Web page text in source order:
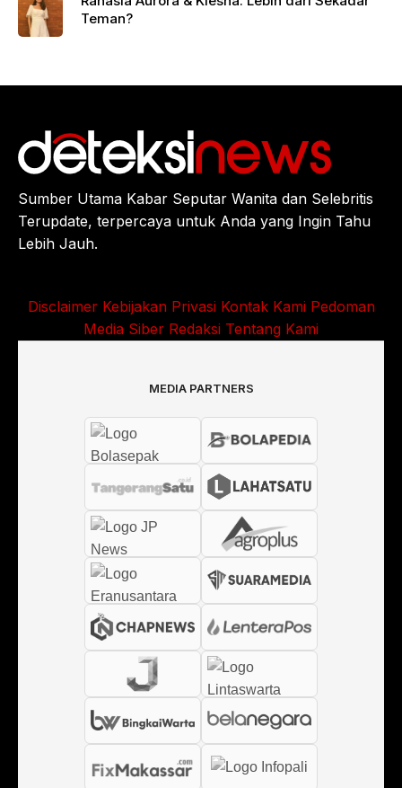
Teman?
Sumber Utama Kabar Seputar Wanita dan Selebritis
Terupdate, terpercaya untuk Anda yang Ingin Tahu
Lebih Jauh.
Disclaimer Kebijakan Privasi Kontak Kami Pedoman
Media Siber Redaksi Tentang Kami
MEDIA PARTNERS